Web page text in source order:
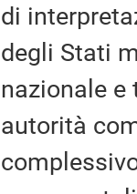
di
degli Stati
nazionale e
autorità